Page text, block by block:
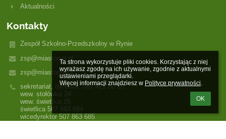
Ta strona wykorzystuje pliki cookies. Korzystając z niej
wyrażasz zgodę na ich używanie, zgodnie z aktualnymi
ustawieniami przeglądarki.
Więcej informacji znajdziesz w Polityce prywatności.
OK
Aktualności
Kontakty
Zespół Szkolno-Przedszkolny w Rynie
zsp@miastoryn.pl
zsp@miastoryn.pl
sekretariat, dyrektor: 087 421 80 30
wew. stołówka 24
wew. świetlica 26
świetlica 507 863 684
wicedyrektor 507 863 685